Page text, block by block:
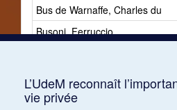
Bus de Warnaffe, Charles du
Busoni, Ferruccio
Butting, Max
L’UdeM reconnaît
vie privée